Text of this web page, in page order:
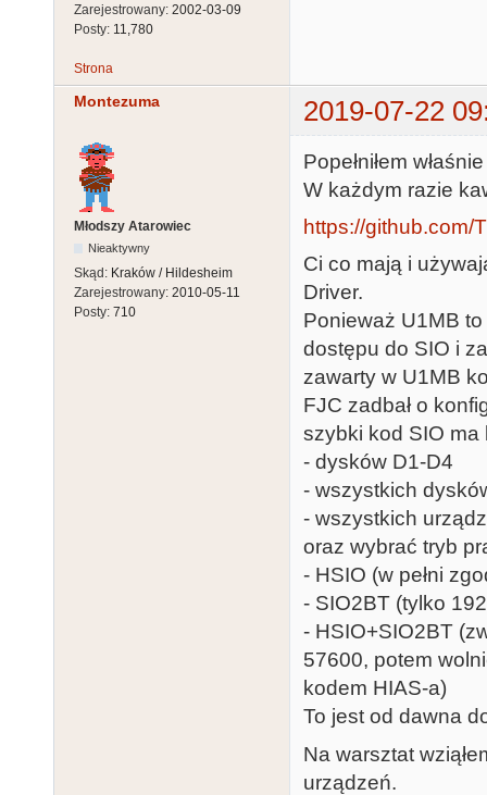
Zarejestrowany: 2002-03-09
Posty: 11,780
Strona
Montezuma 2019-07-22
Młodszy Atarowiec
Nieaktywny
Skąd: Kraków / Hildesheim
Zarejestrowany: 2010-05-11
Posty: 710
Popełniłem
W każdym razie
https://github.com/
Ci co mają i
Driver.
Ponieważ U1MB
dostępu do SIO i
zawarty w U1MB
FJC zadbał o
szybki kod SIO
- dysków D1-D4
- wszystkich
- wszystkich
oraz wybrać tryb
- HSIO (w pełni
- SIO2BT (tylko
- HSIO+SIO2BT
57600, potem
kodem HIAS-a)
To jest od dawna
Na warsztat
urządzeń.